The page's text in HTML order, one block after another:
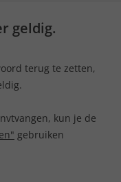
geldig.
terug te zetten,
kun je de
gebruiken